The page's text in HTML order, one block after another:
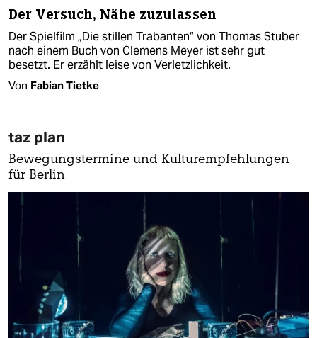
Der Versuch, Nähe zuzulassen
Der Spielfilm „Die stillen Trabanten“ von Thomas Stuber
nach einem Buch von Clemens Meyer ist sehr gut
besetzt. Er erzählt leise von Verletzlichkeit.
Von Fabian Tietke
taz plan
Bewegungstermine und Kulturempfehlungen
für Berlin